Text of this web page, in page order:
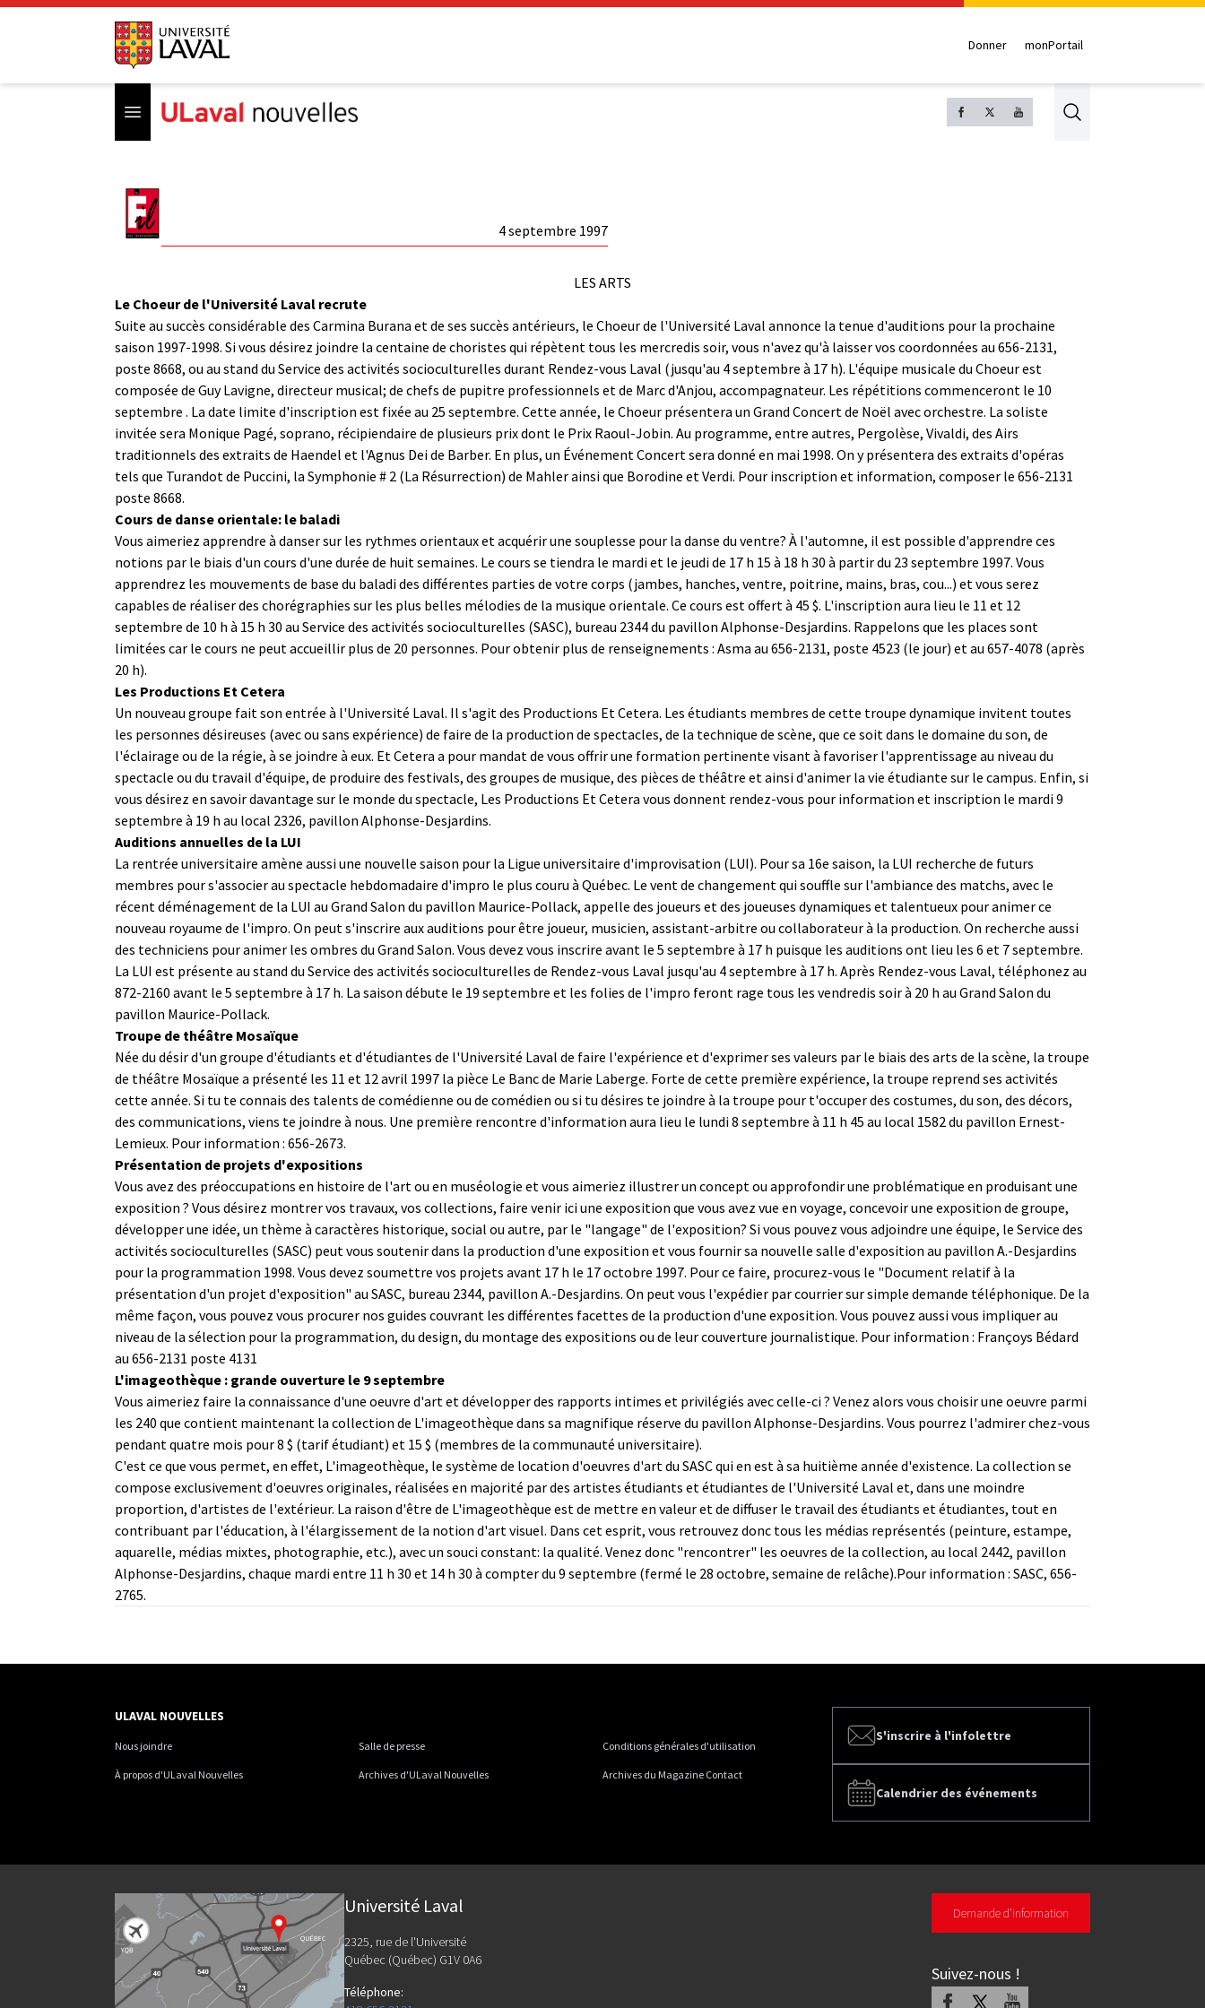
Donner monPortail
Open menu Search
4 septembre 1997
LES ARTS
Le Choeur de l'Université Laval recrute
Suite au succès considérable des Carmina Burana et de ses succès antérieurs, le Choeur de l'Université Laval annonce la tenue d'auditions pour la prochaine
saison 1997-1998. Si vous désirez joindre la centaine de choristes qui répètent tous les mercredis soir, vous n'avez qu'à laisser vos coordonnées au 656-2131,
poste 8668, ou au stand du Service des activités socioculturelles durant Rendez-vous Laval (jusqu'au 4 septembre à 17 h). L'équipe musicale du Choeur est
composée de Guy Lavigne, directeur musical; de chefs de pupitre professionnels et de Marc d'Anjou, accompagnateur. Les répétitions commenceront le 10
septembre . La date limite d'inscription est fixée au 25 septembre. Cette année, le Choeur présentera un Grand Concert de Noël avec orchestre. La soliste
invitée sera Monique Pagé, soprano, récipiendaire de plusieurs prix dont le Prix Raoul-Jobin. Au programme, entre autres, Pergolèse, Vivaldi, des Airs
traditionnels des extraits de Haendel et l'Agnus Dei de Barber. En plus, un Événement Concert sera donné en mai 1998. On y présentera des extraits d'opéras
tels que Turandot de Puccini, la Symphonie # 2 (La Résurrection) de Mahler ainsi que Borodine et Verdi. Pour inscription et information, composer le 656-2131
poste 8668.
Cours de danse orientale: le baladi
Vous aimeriez apprendre à danser sur les rythmes orientaux et acquérir une souplesse pour la danse du ventre? À l'automne, il est possible d'apprendre ces
notions par le biais d'un cours d'une durée de huit semaines. Le cours se tiendra le mardi et le jeudi de 17 h 15 à 18 h 30 à partir du 23 septembre 1997. Vous
apprendrez les mouvements de base du baladi des différentes parties de votre corps (jambes, hanches, ventre, poitrine, mains, bras, cou...) et vous serez
capables de réaliser des chorégraphies sur les plus belles mélodies de la musique orientale. Ce cours est offert à 45 $. L'inscription aura lieu le 11 et 12
septembre de 10 h à 15 h 30 au Service des activités socioculturelles (SASC), bureau 2344 du pavillon Alphonse-Desjardins. Rappelons que les places sont
limitées car le cours ne peut accueillir plus de 20 personnes. Pour obtenir plus de renseignements : Asma au 656-2131, poste 4523 (le jour) et au 657-4078 (après
20 h).
Les Productions Et Cetera
Un nouveau groupe fait son entrée à l'Université Laval. Il s'agit des Productions Et Cetera. Les étudiants membres de cette troupe dynamique invitent toutes
les personnes désireuses (avec ou sans expérience) de faire de la production de spectacles, de la technique de scène, que ce soit dans le domaine du son, de
l'éclairage ou de la régie, à se joindre à eux. Et Cetera a pour mandat de vous offrir une formation pertinente visant à favoriser l'apprentissage au niveau du
spectacle ou du travail d'équipe, de produire des festivals, des groupes de musique, des pièces de théâtre et ainsi d'animer la vie étudiante sur le campus. Enfin, si
vous désirez en savoir davantage sur le monde du spectacle, Les Productions Et Cetera vous donnent rendez-vous pour information et inscription le mardi 9
septembre à 19 h au local 2326, pavillon Alphonse-Desjardins.
Auditions annuelles de la LUI
La rentrée universitaire amène aussi une nouvelle saison pour la Ligue universitaire d'improvisation (LUI). Pour sa 16e saison, la LUI recherche de futurs
membres pour s'associer au spectacle hebdomadaire d'impro le plus couru à Québec. Le vent de changement qui souffle sur l'ambiance des matchs, avec le
récent déménagement de la LUI au Grand Salon du pavillon Maurice-Pollack, appelle des joueurs et des joueuses dynamiques et talentueux pour animer ce
nouveau royaume de l'impro. On peut s'inscrire aux auditions pour être joueur, musicien, assistant-arbitre ou collaborateur à la production. On recherche aussi
des techniciens pour animer les ombres du Grand Salon. Vous devez vous inscrire avant le 5 septembre à 17 h puisque les auditions ont lieu les 6 et 7 septembre.
La LUI est présente au stand du Service des activités socioculturelles de Rendez-vous Laval jusqu'au 4 septembre à 17 h. Après Rendez-vous Laval, téléphonez au
872-2160 avant le 5 septembre à 17 h. La saison débute le 19 septembre et les folies de l'impro feront rage tous les vendredis soir à 20 h au Grand Salon du
pavillon Maurice-Pollack.
Troupe de théâtre Mosaïque
Née du désir d'un groupe d'étudiants et d'étudiantes de l'Université Laval de faire l'expérience et d'exprimer ses valeurs par le biais des arts de la scène, la troupe
de théâtre Mosaïque a présenté les 11 et 12 avril 1997 la pièce Le Banc de Marie Laberge. Forte de cette première expérience, la troupe reprend ses activités
cette année. Si tu te connais des talents de comédienne ou de comédien ou si tu désires te joindre à la troupe pour t'occuper des costumes, du son, des décors,
des communications, viens te joindre à nous. Une première rencontre d'information aura lieu le lundi 8 septembre à 11 h 45 au local 1582 du pavillon Ernest-
Lemieux. Pour information : 656-2673.
Présentation de projets d'expositions
Vous avez des préoccupations en histoire de l'art ou en muséologie et vous aimeriez illustrer un concept ou approfondir une problématique en produisant une
exposition ? Vous désirez montrer vos travaux, vos collections, faire venir ici une exposition que vous avez vue en voyage, concevoir une exposition de groupe,
développer une idée, un thème à caractères historique, social ou autre, par le "langage" de l'exposition? Si vous pouvez vous adjoindre une équipe, le Service des
activités socioculturelles (SASC) peut vous soutenir dans la production d'une exposition et vous fournir sa nouvelle salle d'exposition au pavillon A.-Desjardins
pour la programmation 1998. Vous devez soumettre vos projets avant 17 h le 17 octobre 1997. Pour ce faire, procurez-vous le "Document relatif à la
présentation d'un projet d'exposition" au SASC, bureau 2344, pavillon A.-Desjardins. On peut vous l'expédier par courrier sur simple demande téléphonique. De la
même façon, vous pouvez vous procurer nos guides couvrant les différentes facettes de la production d'une exposition. Vous pouvez aussi vous impliquer au
niveau de la sélection pour la programmation, du design, du montage des expositions ou de leur couverture journalistique. Pour information : Françoys Bédard
au 656-2131 poste 4131
L'imageothèque : grande ouverture le 9 septembre
Vous aimeriez faire la connaissance d'une oeuvre d'art et développer des rapports intimes et privilégiés avec celle-ci ? Venez alors vous choisir une oeuvre parmi
les 240 que contient maintenant la collection de L'imageothèque dans sa magnifique réserve du pavillon Alphonse-Desjardins. Vous pourrez l'admirer chez-vous
pendant quatre mois pour 8 $ (tarif étudiant) et 15 $ (membres de la communauté universitaire).
C'est ce que vous permet, en effet, L'imageothèque, le système de location d'oeuvres d'art du SASC qui en est à sa huitième année d'existence. La collection se
compose exclusivement d'oeuvres originales, réalisées en majorité par des artistes étudiants et étudiantes de l'Université Laval et, dans une moindre
proportion, d'artistes de l'extérieur. La raison d'être de L'imageothèque est de mettre en valeur et de diffuser le travail des étudiants et étudiantes, tout en
contribuant par l'éducation, à l'élargissement de la notion d'art visuel. Dans cet esprit, vous retrouvez donc tous les médias représentés (peinture, estampe,
aquarelle, médias mixtes, photographie, etc.), avec un souci constant: la qualité. Venez donc "rencontrer" les oeuvres de la collection, au local 2442, pavillon
Alphonse-Desjardins, chaque mardi entre 11 h 30 et 14 h 30 à compter du 9 septembre (fermé le 28 octobre, semaine de relâche).Pour information : SASC, 656-
2765.
S'inscrire à l'infolettre
Calendrier des événements
ULAVAL NOUVELLES
Nous joindre Salle de presse Conditions générales d'utilisation
À propos d'ULaval Nouvelles Archives d'ULaval Nouvelles Archives du Magazine Contact
Université Laval
2325, rue de l'Université
Québec (Québec) G1V 0A6
Téléphone:
Demande d'information
Suivez-nous !
Facebook Youtube